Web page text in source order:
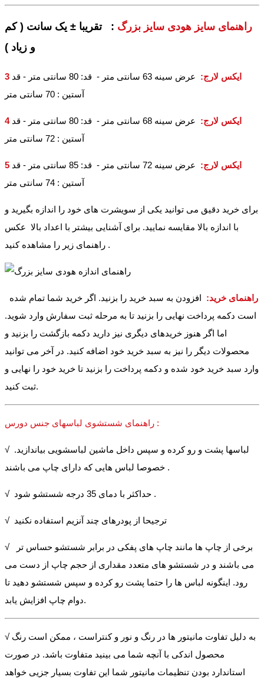
راهنمای سایز هودی سایز بزرگ : تقریبا ± یک سانت ( کم
و زیاد )
3 ایکس لارج:
عرض سینه 63 سانتی متر - قد: 80 سانتی متر - قد
آستین : 70 سانتی متر
4 ایکس لارج:
عرض سینه 68 سانتی متر - قد: 80 سانتی متر - قد
آستین : 72 سانتی متر
5 ایکس لارج:
عرض سینه 72 سانتی متر - قد: 85 سانتی متر - قد
آستین : 74 سانتی متر
برای خرید دقیق می توانید یکی از سویشرت های خود را اندازه بگیرید و
با اندازه بالا مقایسه نمایید. برای آشنایی بیشتر با اعداد بالا عکس
راهنمای زیر را مشاهده کنید .
راهنمای خرید: افزودن به سبد خرید را بزنید. اگر خرید شما تمام شده
است دکمه پرداخت نهایی را بزنید تا به مرحله ثبت سفارش وارد شوید.
اما اگر هنوز خریدهای دیگری نیز دارید دکمه بازگشت را بزنید و
محصولات دیگر را نیز به سبد خرید خود اضافه کنید. در آخر می توانید
وارد سبد خرید خود شده و دکمه پرداخت را بزنید تا خرید خود را نهایی و
ثبت کنید.
راهنمای شستشوی لباسهای جنس دورس :
√ لباسها پشت و رو کرده و سپس داخل ماشین لباسشویی بیاندازید.
خصوصا لباس هایی که دارای چاپ می باشند .
√ حداکثر با دمای 35 درجه شستشو شود .
√ برخی از چاپ ها مانند چاپ های پفکی در برابر شستشو حساس تر
می باشند و در شستشو های متعدد مقداری از حجم چاپ از دست می
رود. اینگونه لباس ها را حتما پشت رو کرده و سپس شستشو دهید تا
دوام چاپ افزایش یابد.
√ به دلیل تفاوت مانیتور ها در رنگ و نور و کنتراست ، ممکن است رنگ
محصول اندکی با آنچه شما می بینید متفاوت باشد. در صورت
استاندارد بودن تنظیمات مانیتور شما این تفاوت بسیار جزیی خواهد